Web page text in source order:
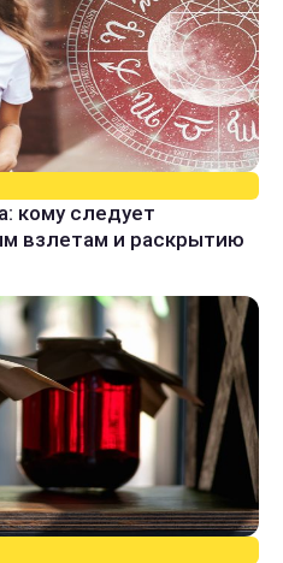
кому следует
взлетам и раскрытию